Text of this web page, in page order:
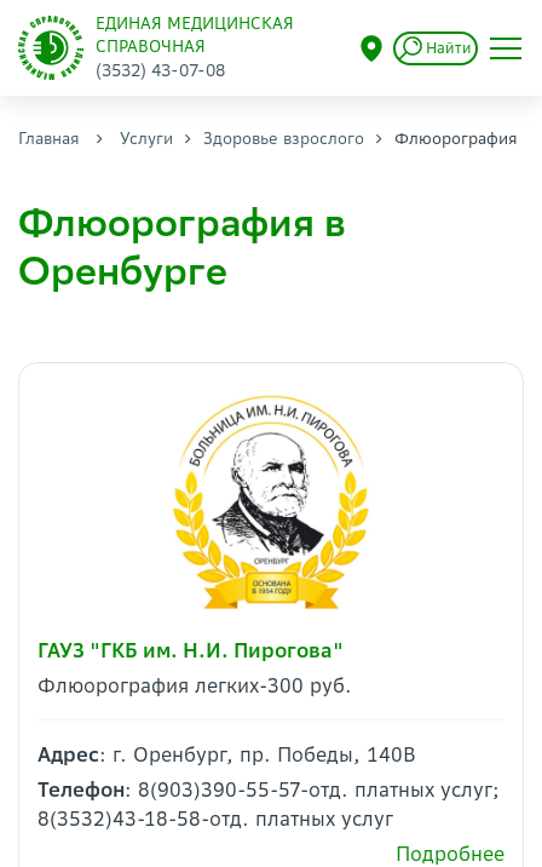
ЕДИНАЯ МЕДИЦИНСКАЯ
СПРАВОЧНАЯ
(3532) 43-07-08
Найти
Главная Услуги Здоровье взрослого Флюорография
Флюорография в
Оренбурге
ГАУЗ "ГКБ им. Н.И. Пирогова"
Флюорография легких-300 руб.
Адрес: г. Оренбург, пр. Победы, 140В
Телефон: 8(903)390-55-57-отд. платных услуг;
8(3532)43-18-58-отд. платных услуг
Подробнее